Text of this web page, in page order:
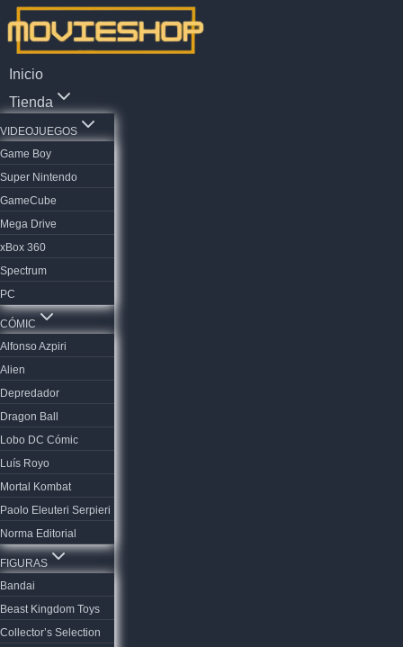
Saltar
contenido
Inicio
Tienda
VIDEOJUEGOS
Game Boy
Super Nintendo
GameCube
Mega Drive
xBox 360
Spectrum
PC
CÓMIC
Alfonso Azpiri
Alien
Depredador
Dragon Ball
Lobo DC Cómic
Luís Royo
Mortal Kombat
Paolo Eleuteri Serpieri
Norma Editorial
FIGURAS
Bandai
Beast Kingdom Toys
Collector’s Selection